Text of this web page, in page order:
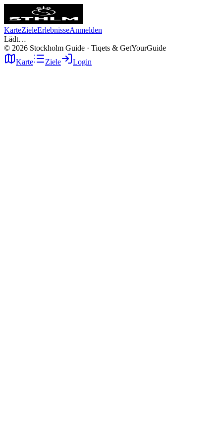
KarteZieleErlebnisseAnmelden
Lädt…
© 2026 Stockholm Guide · Tiqets & GetYourGuide
Karte
Ziele Login